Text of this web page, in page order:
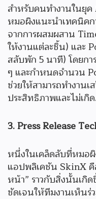
สำหรับคนทำงานในยุ
หมอผิงแนะนำเทคนิคก
จากการผสมผสาน
ให้งานแต่ละชิ้น) และ
สลับพัก 5 นาที) โดยก
ๆ และกำหนดจำนวน
ช่วยให้สามารถทำงาน
ประสิทธิภาพและไม่เกิ
3. Press Release
หนึ่งในเคล็ดลับที่หมอผิ
แอปพลิเคชัน SkinX คือ
หน้า” ราวกับสิ่งนั้นเกิ
ชัดเจนให้ทีมงานเห็น